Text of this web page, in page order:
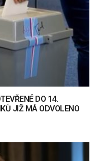
DO 14.
JIŽ MÁ ODVOLENO